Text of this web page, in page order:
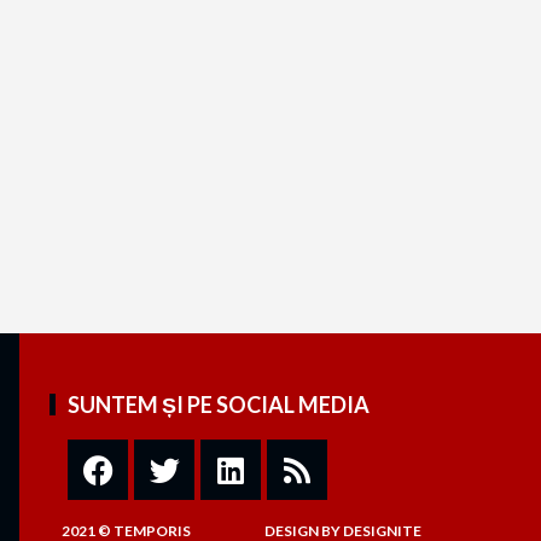
SUNTEM ȘI PE SOCIAL MEDIA
2021 © TEMPORIS DESIGNBY DESIGNITE